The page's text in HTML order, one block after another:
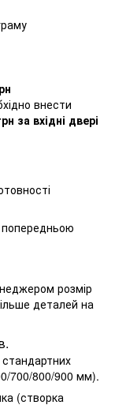
внести
за вхідні двері
попередньою
розмір
деталей на
стандартних
700/800/900 мм).
(створка